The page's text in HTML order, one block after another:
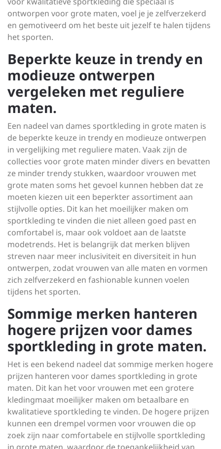
ontworpen voor grote maten, voel je je zelfverzekerd
en gemotiveerd om het beste uit jezelf te halen tijdens
het sporten.
Beperkte keuze in trendy en
modieuze ontwerpen
vergeleken met reguliere
maten.
Een nadeel van dames sportkleding in grote maten is
de beperkte keuze in trendy en modieuze ontwerpen
in vergelijking met reguliere maten. Vaak zijn de
collecties voor grote maten minder divers en bevatten
ze minder trendy stukken, waardoor vrouwen met
grote maten soms het gevoel kunnen hebben dat ze
moeten kiezen uit een beperkter assortiment aan
stijlvolle opties. Dit kan het moeilijker maken om
sportkleding te vinden die niet alleen goed past en
comfortabel is, maar ook voldoet aan de laatste
modetrends. Het is belangrijk dat merken blijven
streven naar meer inclusiviteit en diversiteit in hun
ontwerpen, zodat vrouwen van alle maten en vormen
zich zelfverzekerd en fashionable kunnen voelen
tijdens het sporten.
Sommige merken hanteren
hogere prijzen voor dames
sportkleding in grote maten.
Het is een bekend nadeel dat sommige merken hogere
prijzen hanteren voor dames sportkleding in grote
maten. Dit kan het voor vrouwen met een grotere
kledingmaat moeilijker maken om betaalbare en
kwalitatieve sportkleding te vinden. De hogere prijzen
kunnen een drempel vormen voor vrouwen die op
zoek zijn naar comfortabele en stijlvolle sportkleding